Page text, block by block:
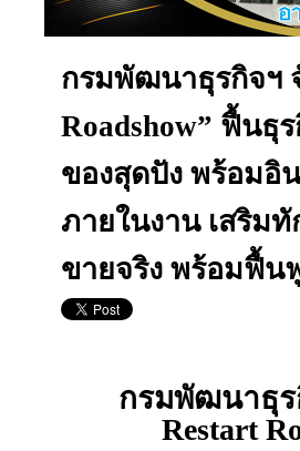
กรมพัฒนาธุรกิจฯ
Roadshow” ฟื้นธุ
ของสุดปัง พร้อมอิ
ภายในงาน เสริม
ขายจริง พร้อมฟื้น
กรมพัฒนาธุร
Restart